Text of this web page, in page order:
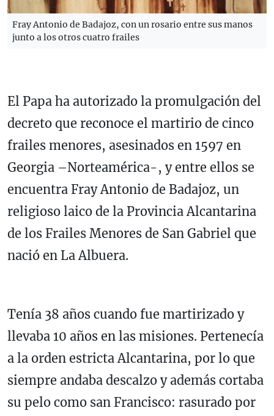
Fray Antonio de Badajoz, con un rosario entre sus manos
junto a los otros cuatro frailes
El Papa ha autorizado la promulgación del
decreto que reconoce el martirio de cinco
frailes menores, asesinados en 1597 en
Georgia –Norteamérica-, y entre ellos se
encuentra Fray Antonio de Badajoz, un
religioso laico de la Provincia Alcantarina
de los Frailes Menores de San Gabriel que
nació en La Albuera.
Tenía 38 años cuando fue martirizado y
llevaba 10 años en las misiones. Pertenecía
a la orden estricta Alcantarina, por lo que
siempre andaba descalzo y además cortaba
su pelo como san Francisco: rasurado por